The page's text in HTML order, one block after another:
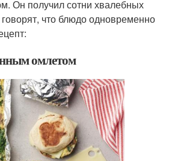
Он получил сотни хвалебных
что блюдо одновременно
омлетом